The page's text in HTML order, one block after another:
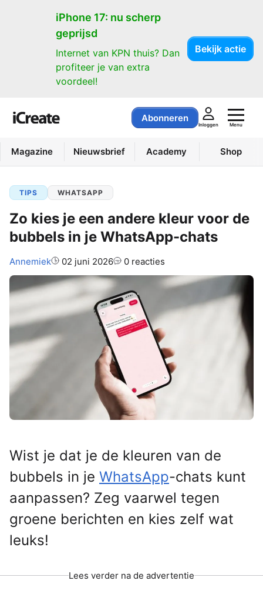
iPhone 17: nu scherp
geprijsd
Internet van KPN thuis? Dan
profiteer je van extra
voordeel!
Bekijk actie
Abonneren
Inloggen Menu
Magazine Nieuwsbrief Academy Shop
TIPS WHATSAPP
Zo kies je een andere kleur voor de
bubbels in je WhatsApp-chats
Auteur:
Annemiek 02 juni 2026 0 reacties
Wist je dat je de kleuren van de
bubbels in je WhatsApp-chats kunt
aanpassen? Zeg vaarwel tegen
groene berichten en kies zelf wat
leuks!
Lees verder na de advertentie